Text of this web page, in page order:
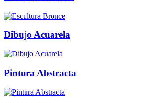
Dibujo Acuarela
Pintura Abstracta